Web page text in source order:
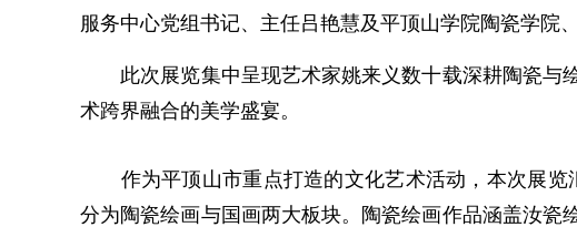
服务中心‌党组书记、主任吕艳慧及平顶山学院陶瓷学院
此次展览集中呈现艺术家姚来义数十载深耕陶瓷与
术跨界融合的美学盛宴。
作为平顶山市重点打造的文化艺术活动，本次展览
分为陶瓷绘画与国画两大板块。陶瓷绘画作品涵盖汝